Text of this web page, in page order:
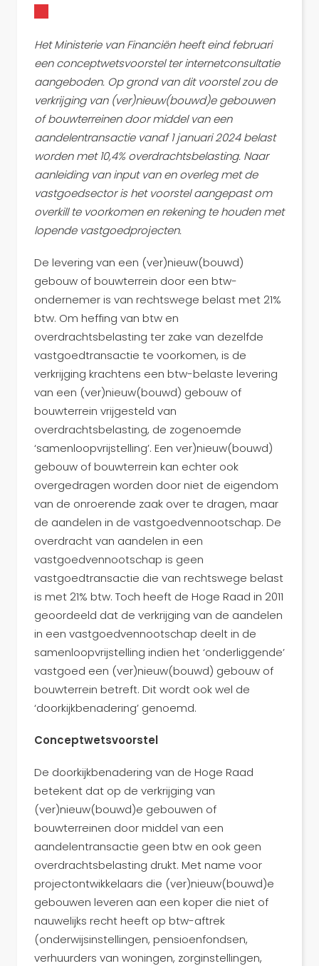
Het Ministerie van Financiën heeft eind februari
een conceptwetsvoorstel ter internetconsultatie
aangeboden. Op grond van dit voorstel zou de
verkrijging van (ver)nieuw(bouwd)e gebouwen
of bouwterreinen door middel van een
aandelentransactie vanaf 1 januari 2024 belast
worden met 10,4% overdrachtsbelasting. Naar
aanleiding van input van en overleg met de
vastgoedsector is het voorstel aangepast om
overkill te voorkomen en rekening te houden met
lopende vastgoedprojecten.
De levering van een (ver)nieuw(bouwd)
gebouw of bouwterrein door een btw-
ondernemer is van rechtswege belast met 21%
btw. Om heffing van btw en
overdrachtsbelasting ter zake van dezelfde
vastgoedtransactie te voorkomen, is de
verkrijging krachtens een btw-belaste levering
van een (ver)nieuw(bouwd) gebouw of
bouwterrein vrijgesteld van
overdrachtsbelasting, de zogenoemde
‘samenloopvrijstelling’. Een ver)nieuw(bouwd)
gebouw of bouwterrein kan echter ook
overgedragen worden door niet de eigendom
van de onroerende zaak over te dragen, maar
de aandelen in de vastgoedvennootschap. De
overdracht van aandelen in een
vastgoedvennootschap is geen
vastgoedtransactie die van rechtswege belast
is met 21% btw. Toch heeft de Hoge Raad in 2011
geoordeeld dat de verkrijging van de aandelen
in een vastgoedvennootschap deelt in de
samenloopvrijstelling indien het ‘onderliggende’
vastgoed een (ver)nieuw(bouwd) gebouw of
bouwterrein betreft. Dit wordt ook wel de
‘doorkijkbenadering’ genoemd.
Conceptwetsvoorstel
De doorkijkbenadering van de Hoge Raad
betekent dat op de verkrijging van
(ver)nieuw(bouwd)e gebouwen of
bouwterreinen door middel van een
aandelentransactie geen btw en ook geen
overdrachtsbelasting drukt. Met name voor
projectontwikkelaars die (ver)nieuw(bouwd)e
gebouwen leveren aan een koper die niet of
nauwelijks recht heeft op btw-aftrek
(onderwijsinstellingen, pensioenfondsen,
verhuurders van woningen, zorginstellingen,